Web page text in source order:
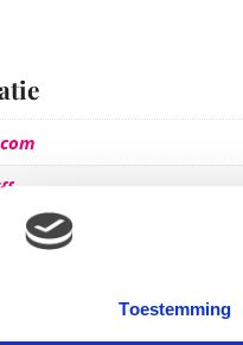
Toestemming
verzending vanaf 20,-
23:00 besteld, morgen in huis